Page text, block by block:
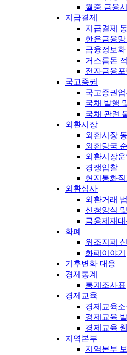
월중 금융
지급결제
지급결제
한은금융
금융정보화
거스름돈
전자금융
국고증권
국고증권
국채 발행
국채 관련
외환시장
외환시장
외환당국
외환시장
경쟁입찰
현지통화
외환심사
외환거래
신청양식
금융제재
화폐
위조지폐
화폐이야기
기후변화 대응
경제통계
통계조사표
경제교육
경제교육소
경제교육
경제교육
지역본부
지역본부